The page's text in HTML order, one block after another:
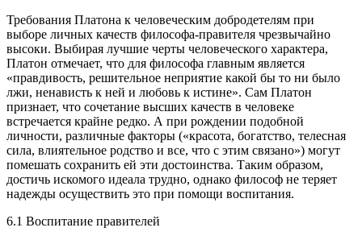
Требования Платона к человеческим добродетелям при
выборе личных качеств философа-правителя чрезвычайно
высоки. Выбирая лучшие черты человеческого характера,
Платон отмечает, что для философа главным является
«правдивость, решительное неприятие какой бы то ни было
лжи, ненависть к ней и любовь к истине». Сам Платон
признает, что сочетание высших качеств в человеке
встречается крайне редко. А при рождении подобной
личности, различные факторы («красота, богатство, телесная
сила, влиятельное родство и все, что с этим связано») могут
помешать сохранить ей эти достоинства. Таким образом,
достичь искомого идеала трудно, однако философ не теряет
надежды осуществить это при помощи воспитания.
6.1 Воспитание правителей